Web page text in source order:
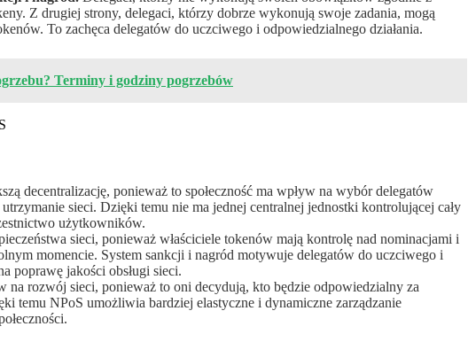
Z drugiej strony, delegaci, którzy dobrze wykonują swoje zadania, mogą
To zachęca delegatów do uczciwego i odpowiedzialnego działania.
Terminy i godziny pogrzebów
decentralizację, ponieważ to społeczność ma wpływ na wybór delegatów
sieci. Dzięki temu nie ma jednej centralnej jednostki kontrolującej cały
użytkowników.
sieci, ponieważ właściciele tokenów mają kontrolę nad nominacjami i
momencie. System sankcji i nagród motywuje delegatów do uczciwego i
poprawę jakości obsługi sieci.
na rozwój sieci, ponieważ to oni decydują, kto będzie odpowiedzialny za
temu NPoS umożliwia bardziej elastyczne i dynamiczne zarządzanie